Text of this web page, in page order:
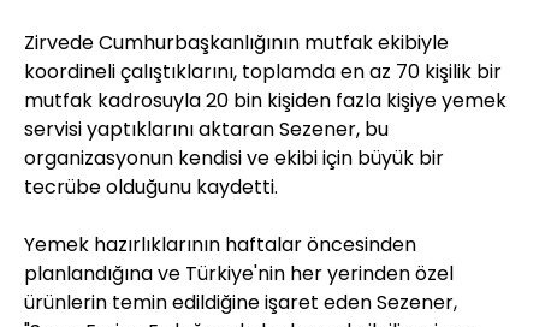
Zirvede Cumhurbaşkanlığının mutfak ekibiyle
koordineli çalıştıklarını, toplamda en az 70 kişilik bir
mutfak kadrosuyla 20 bin kişiden fazla kişiye yemek
servisi yaptıklarını aktaran Sezener, bu
organizasyonun kendisi ve ekibi için büyük bir
tecrübe olduğunu kaydetti.
Yemek hazırlıklarının haftalar öncesinden
planlandığına ve Türkiye'nin her yerinden özel
ürünlerin temin edildiğine işaret eden Sezener,